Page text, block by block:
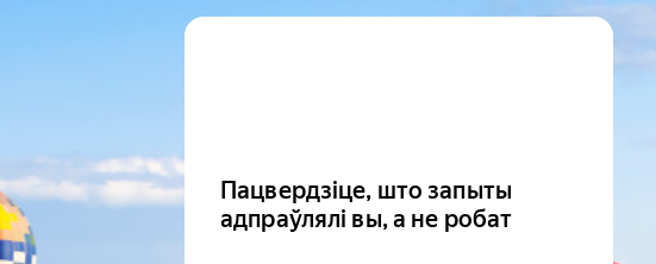
Пацвердзіце, што запыты
адпраўлялі вы, а не робат